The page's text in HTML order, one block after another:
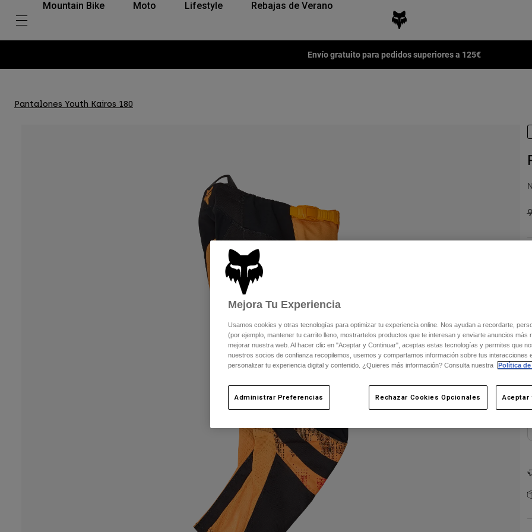
Mountain Bike Moto Lifestyle Rebajas de Verano
Envío gratuito para pedidos superiores a 125€
Pantalones Youth Kairos 180
Mejora Tu Experiencia
Usamos cookies y otras tecnologías para optimizar tu experiencia online. Nos ayudan a recordarte,
(por ejemplo, mantener tu carrito lleno, mostrartelos productos que te interesan y enviarte anuncios más
mejorar nuestra web. Al hacer clic en "Aceptar y Continuar", aceptas estas tecnologías y permites que
nuestros socios de confianza recopilemos, usemos y compartamos información sobre tus interacciones
personalizar tu experiencia digital y contenido. ¿Quieres más información? Consulta nuestra
Política
Administrar Preferencias Rechazar Cookies Opcionales Aceptar